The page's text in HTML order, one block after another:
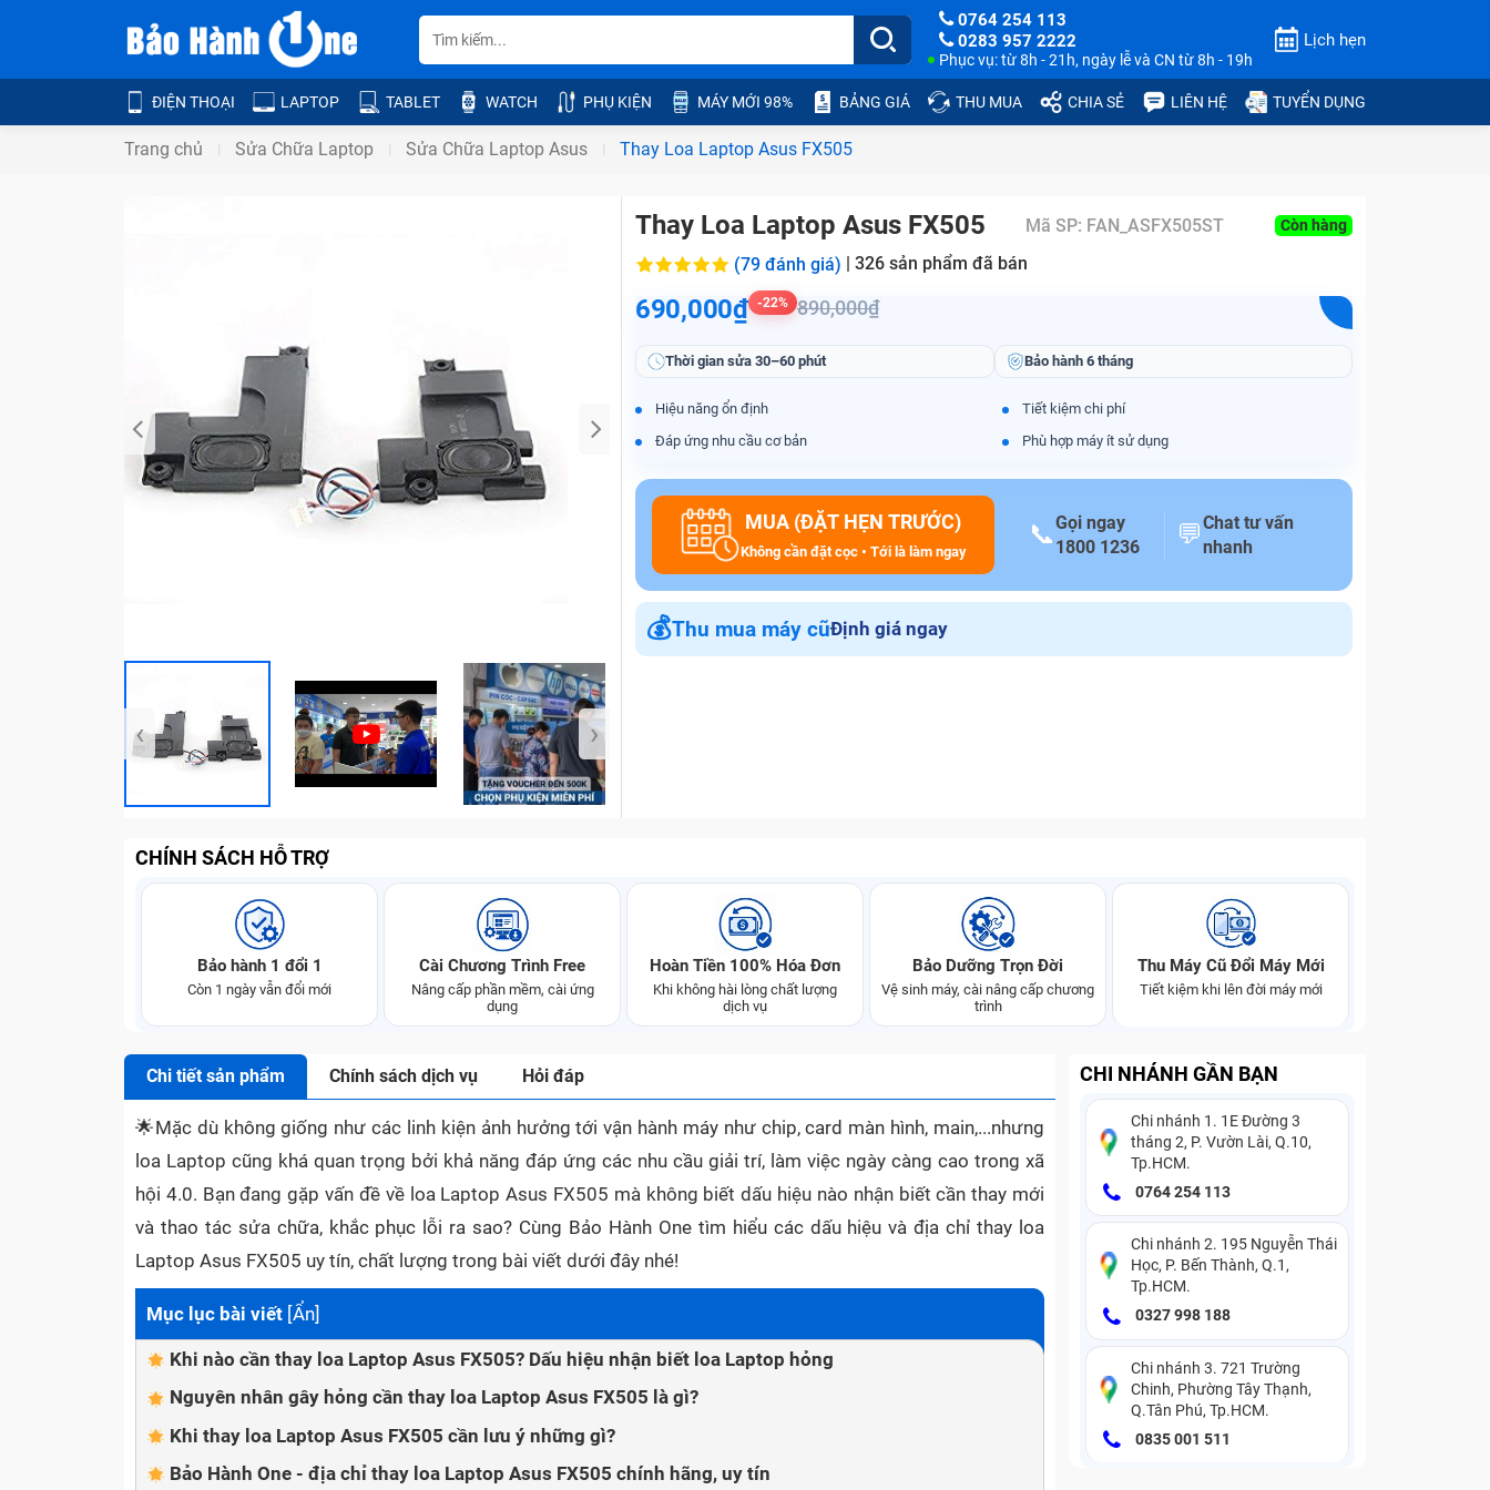
0764 254 113
0283 957 2222
Phục vụ: từ 8h - 21h, ngày lễ và CN từ 8h - 19h
Lịch hẹn
ĐIỆN THOẠI LAPTOP TABLET WATCH PHỤ KIỆN MÁY MỚI 98% BẢNG GIÁ THU MUA CHIA SẺ LIÊN HỆ TUYỂN DỤNG
Trang chủ Sửa Chữa Laptop Sửa Chữa Laptop Asus Thay Loa Laptop Asus FX505
Bảo Hành One
‹ ›
Thay Loa Laptop Asus FX505 Mã SP: FAN_ASFX505ST Còn hàng
(79 đánh giá) | 326 sản phẩm đã bán
690,000₫ -22% 890,000₫
Thời gian sửa 30–60 phút Bảo hành 6 tháng
Hiệu năng ổn định
Đáp ứng nhu cầu cơ bản
Tiết kiệm chi phí
Phù hợp máy ít sử dụng
MUA (ĐẶT HẸN TRƯỚC)
Không cần đặt cọc • Tới là làm ngay
📞Gọi ngay
1800 1236
💬Chat tư vấn
nhanh
💰Thu mua máy cũĐịnh giá ngay
CHÍNH SÁCH HỖ TRỢ
Bảo hành 1 đổi 1
Còn 1 ngày vẫn đổi mới
Cài Chương Trình Free
Nâng cấp phần mềm, cài ứng
dụng
Hoàn Tiền 100% Hóa Đơn
Khi không hài lòng chất lượng
dịch vụ
Bảo Dưỡng Trọn Đời
Vệ sinh máy, cài nâng cấp chương
trình
Thu Máy Cũ Đổi Máy Mới
Tiết kiệm khi lên đời máy mới
Chi tiết sản phẩm Chính sách dịch vụ Hỏi đáp
🌟Mặc dù không giống như các linh kiện ảnh hưởng tới vận hành máy như chip, card màn hình, main,...nhưng
loa Laptop cũng khá quan trọng bởi khả năng đáp ứng các nhu cầu giải trí, làm việc ngày càng cao trong xã
hội 4.0. Bạn đang gặp vấn đề về loa Laptop Asus FX505 mà không biết dấu hiệu nào nhận biết cần thay mới
và thao tác sửa chữa, khắc phục lỗi ra sao? Cùng Bảo Hành One tìm hiểu các dấu hiệu và địa chỉ thay loa
Laptop Asus FX505 uy tín, chất lượng trong bài viết dưới đây nhé!
Mục lục bài viết [Ẩn]
Khi nào cần thay loa Laptop Asus FX505? Dấu hiệu nhận biết loa Laptop hỏng
Nguyên nhân gây hỏng cần thay loa Laptop Asus FX505 là gì?
Khi thay loa Laptop Asus FX505 cần lưu ý những gì?
Bảo Hành One - địa chỉ thay loa Laptop Asus FX505 chính hãng, uy tín
CHI NHÁNH GẦN BẠN
Chi nhánh 1. 1E Đường 3
tháng 2, P. Vườn Lài, Q.10,
Tp.HCM.
0764 254 113
Chi nhánh 2. 195 Nguyễn Thái
Học, P. Bến Thành, Q.1,
Tp.HCM.
0327 998 188
Chi nhánh 3. 721 Trường
Chinh, Phường Tây Thạnh,
Q.Tân Phú, Tp.HCM.
0835 001 511